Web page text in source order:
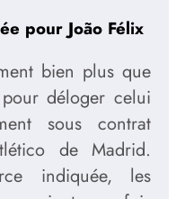
pour João Félix
bien plus que
déloger celui
sous contrat
de Madrid.
indiquée, les